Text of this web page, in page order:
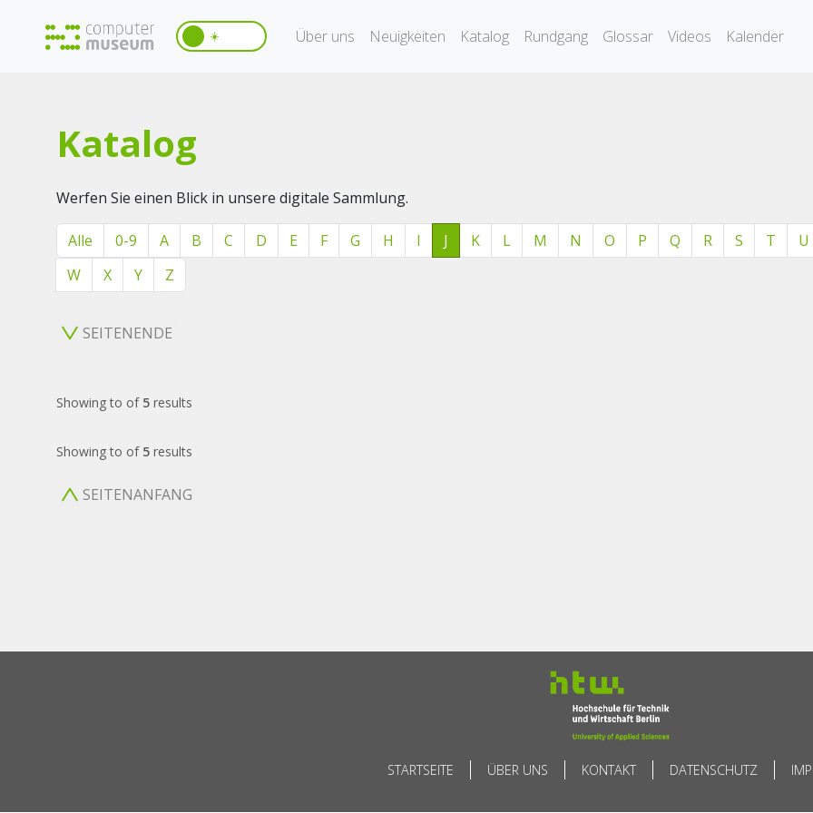
☀️ Über uns Neuigkeiten Katalog Rundgang Glossar Videos Kalender
Katalog
Werfen Sie einen Blick in unsere digitale Sammlung.
Alle 0-9 A B C D E F G H I J K L M N O P Q R S T U
W
X Y Z
SEITENENDE
Showingto of 5 results
Showingto of 5 results
SEITENANFANG
STARTSEITE ÜBER UNS KONTAKT DATENSCHUTZ